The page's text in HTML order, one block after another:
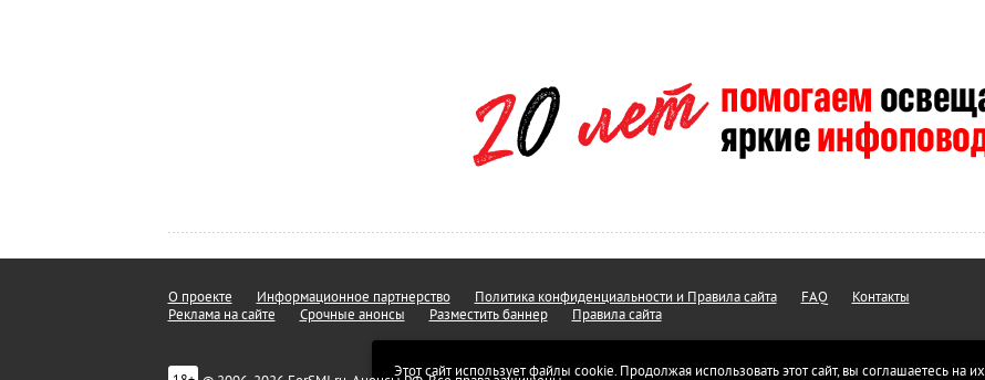
Этот сайт использует файлы cookie. Продолжая использовать этот сайт, вы соглашаетесь на их
О проекте Информационное партнерство Политика конфиденциальности и Правила сайта FAQ
Контакты
Реклама на сайте
Срочные анонсы Разместить баннер Правила сайта